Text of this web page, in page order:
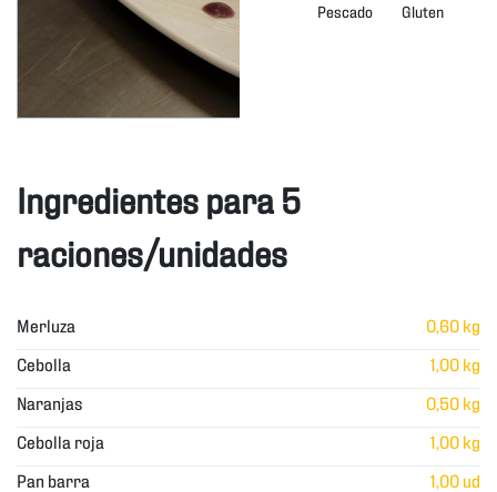
Pescado Gluten
Ingredientes para 5
raciones/unidades
Merluza
0,60 kg
Cebolla
1,00 kg
Naranjas
0,50 kg
Cebolla roja
1,00 kg
Pan barra
1,00 ud